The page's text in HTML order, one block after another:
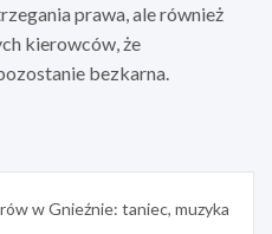
prawa, ale również
kierowców, że
bezkarna.
w Gnieźnie: taniec, muzyka